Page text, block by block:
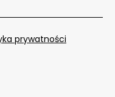
prywatności